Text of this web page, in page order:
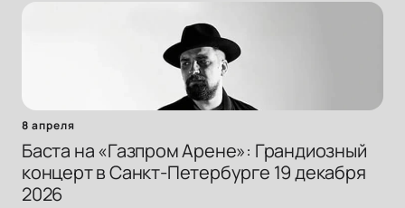
8 апреля
Баста на «Газпром Арене»: Грандиозный
концерт в Санкт-Петербурге 19 декабря
2026